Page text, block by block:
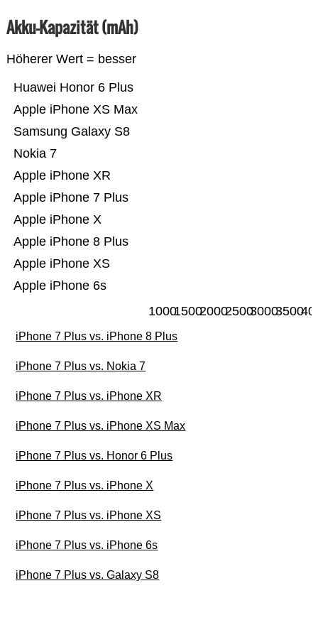
Akku-Kapazität (mAh)
Höherer Wert = besser
Apple iPhone 6s
Apple iPhone XS
Apple iPhone 8 Plus
Apple iPhone X
Apple iPhone 7 Plus
Apple iPhone XR
Nokia 7
Samsung Galaxy S8
Apple iPhone XS Max
Huawei Honor 6 Plus
100015002000250030003500
iPhone 7 Plus vs. iPhone 8 Plus
iPhone 7 Plus vs. Nokia 7
iPhone 7 Plus vs. iPhone XR
iPhone 7 Plus vs. iPhone XS Max
iPhone 7 Plus vs. Honor 6 Plus
iPhone 7 Plus vs. iPhone X
iPhone 7 Plus vs. iPhone XS
iPhone 7 Plus vs. iPhone 6s
iPhone 7 Plus vs. Galaxy S8